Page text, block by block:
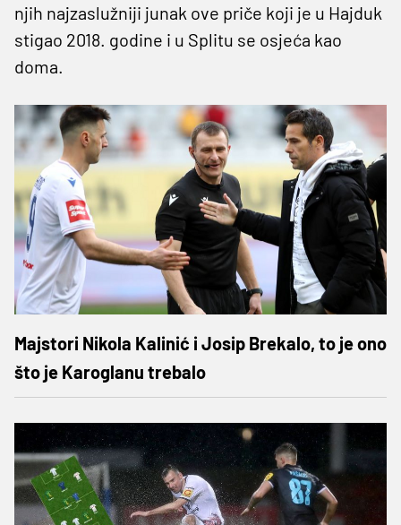
njih najzaslužniji junak ove priče koji je u Hajduk
stigao 2018. godine i u Splitu se osjeća kao
doma.
Majstori Nikola Kalinić i Josip Brekalo, to je ono
što je Karoglanu trebalo